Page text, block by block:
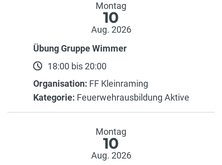
Montag
10
Aug. 2026
Übung Gruppe Wimmer
18:00 bis 20:00
Organisation: FF Kleinraming
Kategorie: Feuerwehrausbildung Aktive
Montag
10
Aug. 2026